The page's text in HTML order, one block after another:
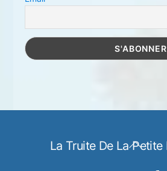
Back
To
La Truite De La